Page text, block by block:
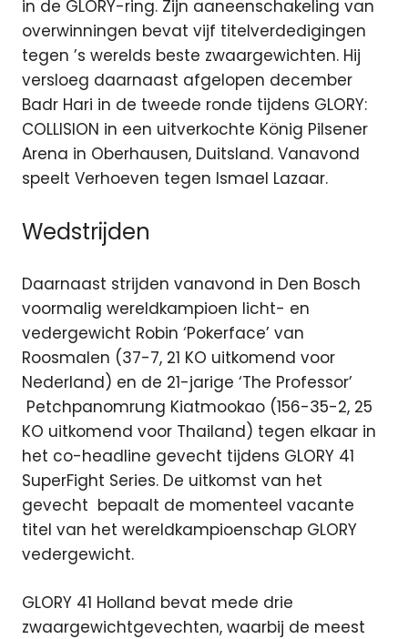
in de GLORY-ring. Zijn aaneenschakeling van
overwinningen bevat vijf titelverdedigingen
tegen ’s werelds beste zwaargewichten. Hij
versloeg daarnaast afgelopen december
Badr Hari in de tweede ronde tijdens GLORY:
COLLISION in een uitverkochte König Pilsener
Arena in Oberhausen, Duitsland. Vanavond
speelt Verhoeven tegen Ismael Lazaar.
Wedstrijden
Daarnaast strijden vanavond in Den Bosch
voormalig wereldkampioen licht- en
vedergewicht Robin ‘Pokerface’ van
Roosmalen (37-7, 21 KO uitkomend voor
Nederland) en de 21-jarige ‘The Professor’
Petchpanomrung Kiatmookao (156-35-2, 25
KO uitkomend voor Thailand) tegen elkaar in
het co-headline gevecht tijdens GLORY 41
SuperFight Series. De uitkomst van het
gevecht bepaalt de momenteel vacante
titel van het wereldkampioenschap GLORY
vedergewicht.
GLORY 41 Holland bevat mede drie
zwaargewichtgevechten, waarbij de meest